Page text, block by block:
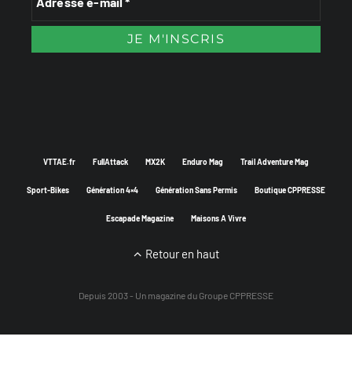
VTTAE.fr FullAttack MX2K Enduro Mag Trail Adventure Mag
Sport-Bikes Génération 4×4 Génération Sans Permis Boutique CPPRESSE
Escapade Magazine Maisons A Vivre
Retour en haut
Depuis 2003 - Un magazine du Groupe CPPRESSE